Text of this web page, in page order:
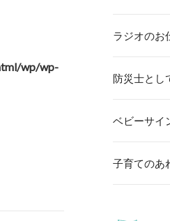
wp/wp-
ラジオのお
防災士とし
ベビーサイ
子育てのあ